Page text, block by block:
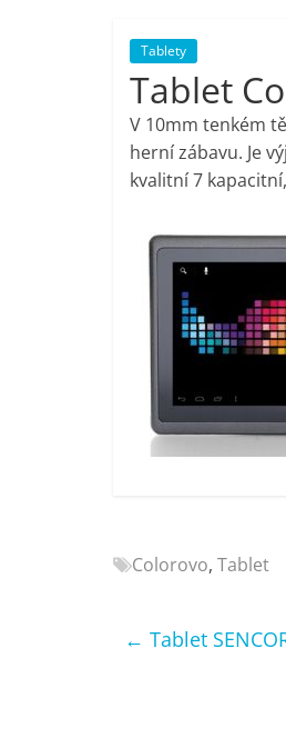
pračky,
bazény
porovnání
recenze,
Tablety
Tablet
V 10mm tenkém
herní zábavu. Je
kvalitní 7
Colorovo, Tablet
← Tablet